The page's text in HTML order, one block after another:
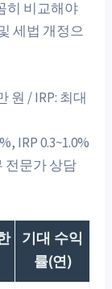
히 비교해야
세법 개정으
원 / IRP: 최대
IRP 0.3~1.0%
전문가 상담
기대 수익
률(연)